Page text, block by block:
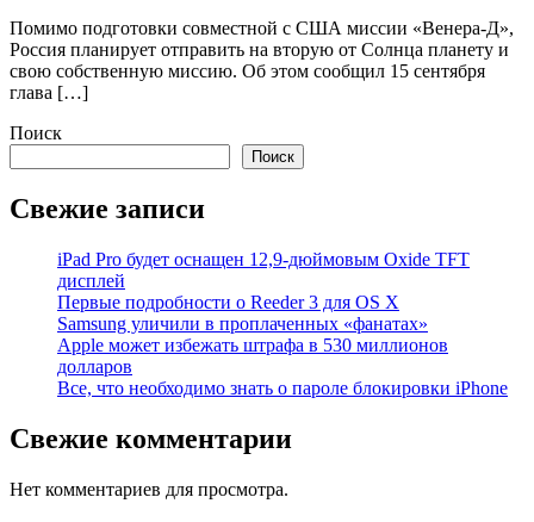
Помимо подготовки совместной с США миссии «Венера-Д»,
Россия планирует отправить на вторую от Солнца планету и
свою собственную миссию. Об этом сообщил 15 сентября
глава […]
Поиск
Поиск
Свежие записи
iPad Pro будет оснащен 12,9-дюймовым Oxide TFT
дисплей
Первые подробности о Reeder 3 для OS X
Samsung уличили в проплаченных «фанатах»
Apple может избежать штрафа в 530 миллионов
долларов
Все, что необходимо знать о пароле блокировки iPhone
Свежие комментарии
Нет комментариев для просмотра.